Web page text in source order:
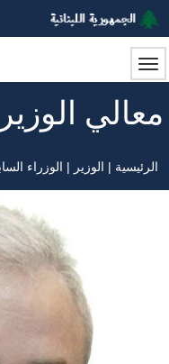
تجاوز
إلى
المحتوى
الرئيسي
معالي
مسار
الرئيسية الوزير الوزراء